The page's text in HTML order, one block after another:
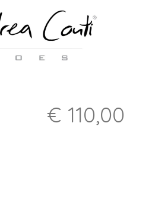
€ 110,00